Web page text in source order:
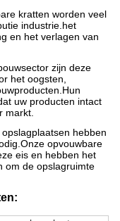
kratten worden veel
industrie.het
en het verlagen van
zijn deze
het oogsten,
uw producten intact
markt.
hebben
opvouwbare
eis en hebben het
om de opslagruimte